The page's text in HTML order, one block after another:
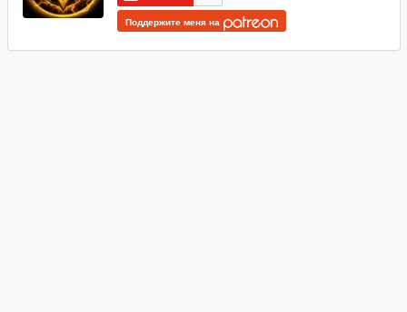
Поддержите меня на